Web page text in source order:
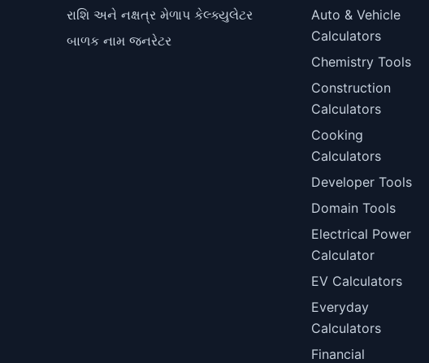
રાશિ અને નક્ષત્ર મેળાપ કેલ્ક્યુલેટર
બાળક નામ જનરેટર
Auto & Vehicle
Calculators
Chemistry Tools
Construction
Calculators
Cooking
Calculators
Developer Tools
Domain Tools
Electrical Power
Calculator
EV Calculators
Everyday
Calculators
Financial